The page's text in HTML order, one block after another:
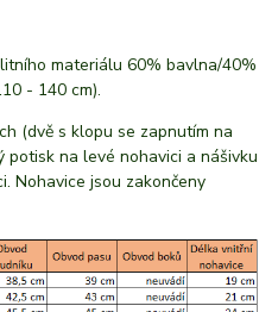
materiálu 60% bavlna/40%
- 140 cm).
(dvě s klopu se zapnutím na
potisk na levé nohavici a nášivku
Nohavice jsou zakončeny